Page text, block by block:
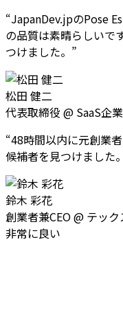
“JapanDev.jpのPose
の品質は素晴らしいで
つけました。 ”
松田 健二
代表取締役 @ SaaS企業
“48時間以内に元創業
候補者を見つけました。
鈴木 彩花
創業者兼CEO@ テッ
非常に良い